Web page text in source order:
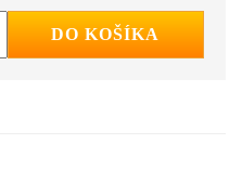
DO KOŠÍKA